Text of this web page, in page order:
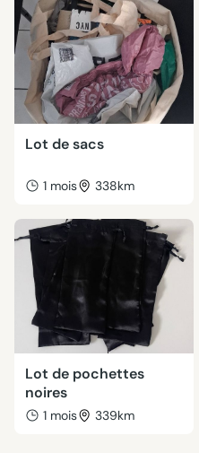
Lot de sacs
1 mois 338km
Lot de pochettes
noires
1 mois 339km